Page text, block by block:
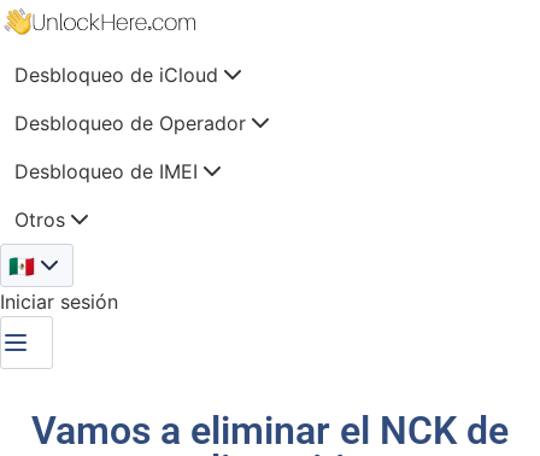
Desbloqueo de iCloud
Desbloqueo de Operador
Desbloqueo de IMEI
Otros
🇲🇽
Iniciar sesión
Vamos a eliminar el NCK de